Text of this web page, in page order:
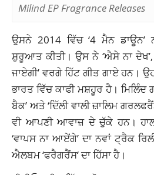
Milind EP Fragrance Releases
ਉਸਨੇ 2014 ਵਿੱਚ ‘4 ਮੈਨ
ਸ਼ੁਰੂਆਤ ਕੀਤੀ। ਉਸ ਨੇ ‘ਐਸੇ ਨਾ ਦੇਖ’,
ਜਾਏਗੀ’ ਵਰਗੇ ਹਿੱਟ ਗੀਤ ਗਾਏ ਹਨ।
ਭਾਰਤ ਵਿੱਚ ਕਾਫੀ ਮਸ਼ਹੂਰ ਹੈ। ਮਿਲਿੰਦ
ਬੈਕ’ ਅਤੇ ‘ਦਿੱਲੀ ਵਾਲੀ ਜ਼ਾਲਿਮ
ਵੀ ਆਪਣੀ ਆਵਾਜ਼ ਦੇ ਚੁੱਕੇ ਹਨ। ਹਾਲ
‘ਵਾਪਸ ਨਾ ਆਏਂਗੇ’ ਦਾ ਨਵਾਂ ਟ੍ਰੈਕ
ਐਲਬਮ ‘ਫਰੈਗਰੈਂਸ‘ ਦਾ ਹਿੱਸਾ ਹੈ।